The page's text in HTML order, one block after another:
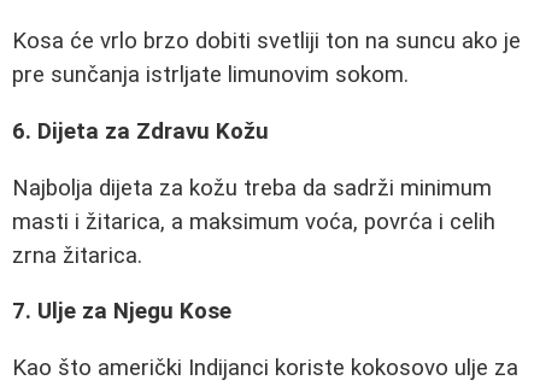
Kosa će vrlo brzo dobiti svetliji ton na suncu ako je
pre sunčanja istrljate limunovim sokom.
6. Dijeta za Zdravu Kožu
Najbolja dijeta za kožu treba da sadrži minimum
masti i žitarica, a maksimum voća, povrća i celih
zrna žitarica.
7. Ulje za Njegu Kose
Kao što američki Indijanci koriste kokosovo ulje za